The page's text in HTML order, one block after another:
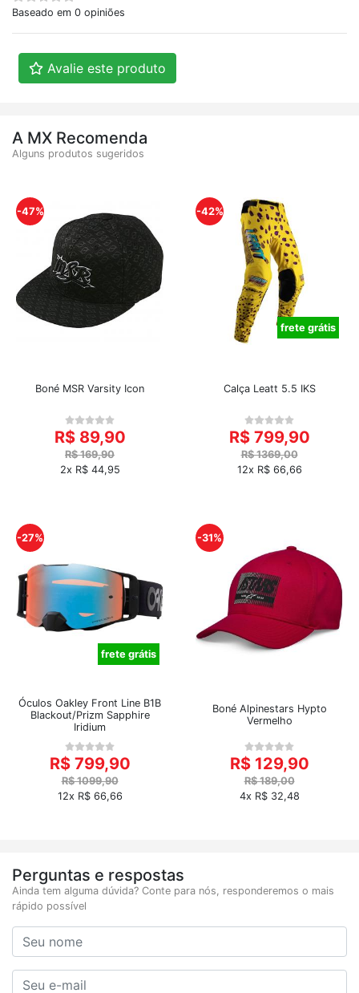
Baseado em 0 opiniões
Avalie este produto
A MX Recomenda
Alguns produtos sugeridos
-47%
Boné MSR Varsity Icon
R$ 89,90
R$ 169,90
2x R$ 44,95
-42%
frete grátis
Calça Leatt 5.5 IKS
R$ 799,90
R$ 1369,00
12x R$ 66,66
-27%
frete grátis
Óculos Oakley Front Line B1B
Blackout/Prizm Sapphire
Iridium
R$ 799,90
R$ 1099,90
12x R$ 66,66
-31%
Boné Alpinestars Hypto
Vermelho
R$ 129,90
R$ 189,00
4x R$ 32,48
Perguntas e respostas
Ainda tem alguma dúvida? Conte para nós, responderemos o mais
rápido possível